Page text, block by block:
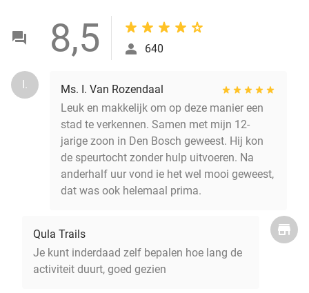
8,5 640
I.
Ms. I. Van Rozendaal
Leuk en makkelijk om op deze manier een
stad te verkennen. Samen met mijn 12-
jarige zoon in Den Bosch geweest. Hij kon
de speurtocht zonder hulp uitvoeren. Na
anderhalf uur vond ie het wel mooi geweest,
dat was ook helemaal prima.
Qula Trails
Je kunt inderdaad zelf bepalen hoe lang de
activiteit duurt, goed gezien